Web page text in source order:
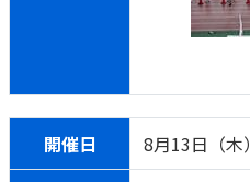
開催日
8月13日（木）